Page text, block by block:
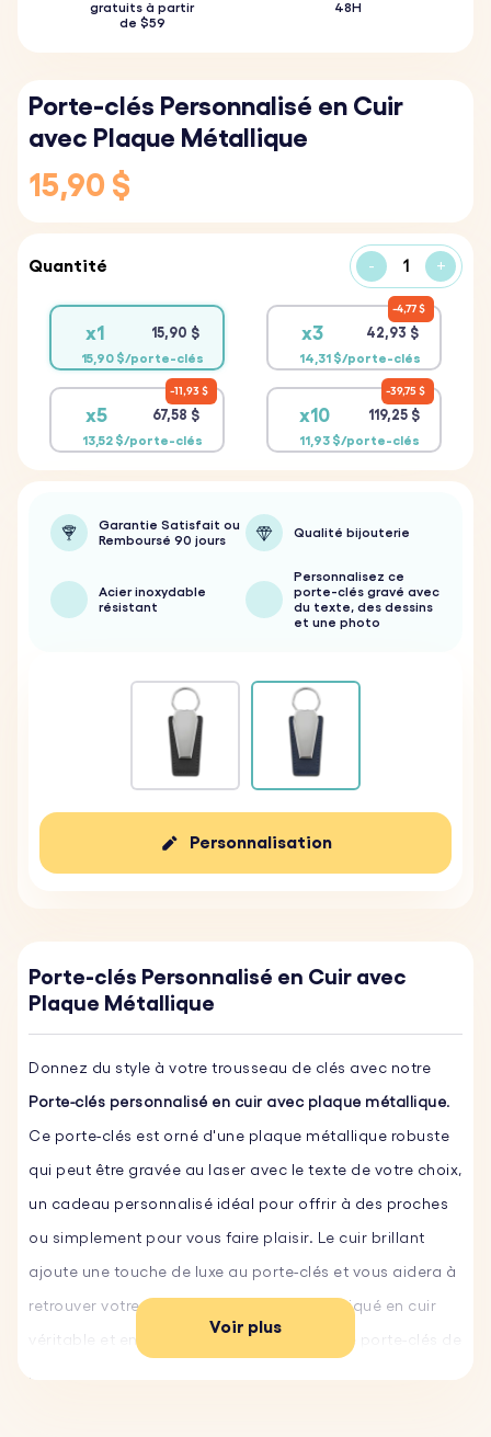
gratuits à partir
de $59
48H
Porte-clés Personnalisé en Cuir
avec Plaque Métallique
15,90 $
Quantité - +
x1 15,90 $
15,90 $/porte-clés
x3 42,93 $
14,31 $/porte-clés
4,77 $
x5 67,58 $
13,52 $/porte-clés
11,93 $
x10 119,25 $
11,93 $/porte-clés
39,75 $
Garantie Satisfait ou
Remboursé 90 jours
Qualité bijouterie
Acier inoxydable
résistant
Personnalisez ce
porte-clés gravé avec
du texte, des dessins
et une photo
Personnalisation
Porte-clés Personnalisé en Cuir avec
Plaque Métallique
Donnez du style à votre trousseau de clés avec notre
Porte-clés personnalisé en cuir avec plaque métallique.
Ce porte-clés est orné d'une plaque métallique robuste
qui peut être gravée au laser avec le texte de votre choix,
un cadeau personnalisé idéal pour offrir à des proches
ou simplement pour vous faire plaisir. Le cuir brillant
ajoute une touche de luxe au porte-clés et vous aidera à
retrouver votre trousseau facilement. Fabriqué en cuir
véritable et en acier inoxydable robuste, ce porte-clés de
haute qualité est à la fois élégant et durable.
Voir plus